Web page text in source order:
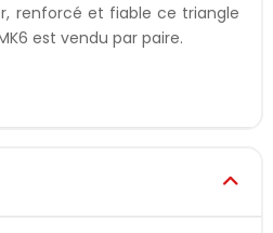
renforcé et fiable ce triangle
est vendu par paire.